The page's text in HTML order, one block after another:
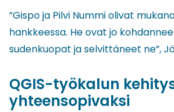
”Gispo ja Pilvi Nummi olivat
hankkeessa. He ovat jo
sudenkuopat ja selvittäneet ne”,
QGIS-työkalun
yhteensopivaksi